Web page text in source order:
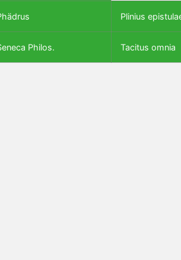
Plinius
Philos. Tacitus omnia